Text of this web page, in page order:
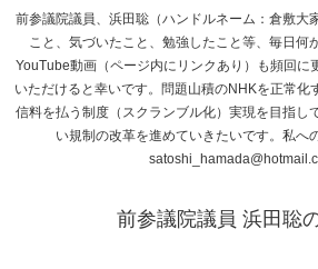
前参議院議員、浜田聡（ハンドルネーム：倉敷大
こと、気づいたこと、勉強したこと等、毎日何
YouTube動画（ページ内にリンクあり）も頻回に
いただけると幸いです。問題山積のNHKを正常化
信料を払う制度（スクランブル化）実現を目指し
い規制の改革を進めていきたいです。私
前参議院議員 浜田聡